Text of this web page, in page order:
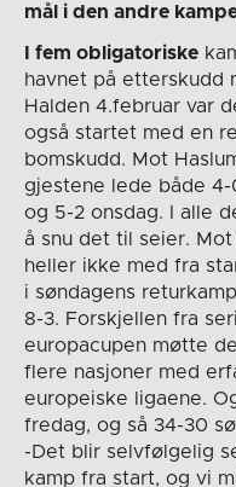
mål i den andre
I fem obligatoriske
havnet på etterskudd
Halden 4.februar var
også startet med en
bomskudd. Mot
gjestene lede både 4-
og 5-2 onsdag. I alle
å snu det til seier.
heller ikke med fra
i søndagens
8-3. Forskjellen fra
europacupen møtte
flere nasjoner med
europeiske ligaene.
fredag, og så 34-30
-Det blir selvfølgelig
kamp fra start, og vi